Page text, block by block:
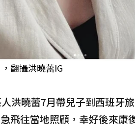
翻攝洪曉蕾IG
洪曉蕾7月帶兒子到西班牙
飛往當地照顧，幸好後來康